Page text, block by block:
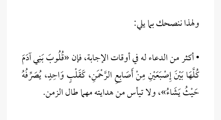
ولهذا ننصحك بما يلي:
• أكثر من الدعاء له في أوقات الإجابة، فإن «قُلُوبَ بَنِي آدَمَ
كُلَّهَا بَيْنَ إِصْبَعَيْنِ مِنْ أَصَابِعِ الرَّحْمَنِ، كَقَلْبٍ وَاحِدٍ، يُصَرِّفُهُ
حَيْثُ يَشَاءُ»، ولا تيأس من هدايته مهما طال الزمن.